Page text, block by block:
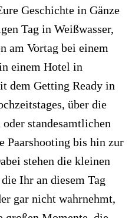
Geschichte in Gänze
Tag in Weißwasser,
am Vortag bei einem
einem Hotel in
dem Getting Ready in
über die
standesamtlichen
Paarshooting bis hin zur
stehen die kleinen
Ihr an diesem Tag
gar nicht wahrnehmt,